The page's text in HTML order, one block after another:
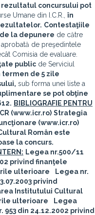
concursului pot
Umane din I.C.R., în
Contestaţiile
la depunere de către
de preşedintele
Comisia de evaluare.
public de Serviciul
termen de 5 zile
sub forma unei liste a
se pot obţine
BIBLIOGRAFIE PENTRU
(www.icr.ro) Strategia
(www.icr.ro)
Român este
la concurs.
Legea nr.500/11
privind finanţele
ulterioare
Legea nr.
privind
Institutului Cultural
ulterioare
Legea
din 24.12.2002 privind